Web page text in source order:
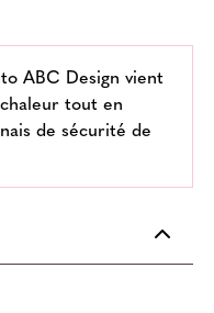
ABC Design vient
tout en
de sécurité de